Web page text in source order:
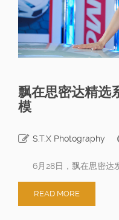
飘在思密达精选
模
S.T.X Photography
6月28日，飘在思密达
READ MORE